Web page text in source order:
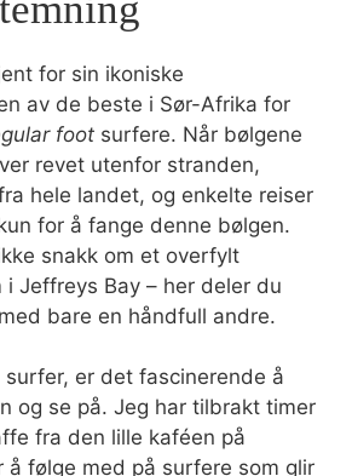
for sin ikoniske
av de beste i Sør-Afrika for
foot surfere. Når bølgene
revet utenfor stranden,
hele landet, og enkelte reiser
for å fange denne bølgen.
snakk om et overfylt
i Jeffreys Bay – her deler du
bare en håndfull andre.
surfer, er det fascinerende å
og se på. Jeg har tilbrakt timer
fra den lille kaféen på
å følge med på surfere som glir